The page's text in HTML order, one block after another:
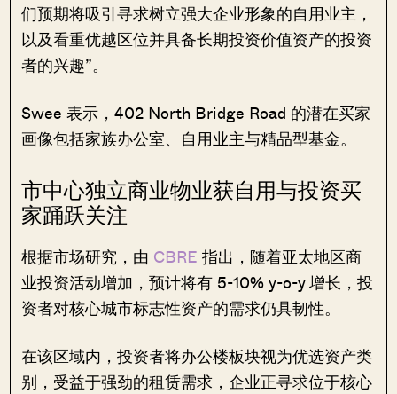
们预期将吸引寻求树立强大企业形象的自用业主，
以及看重优越区位并具备长期投资价值资产的投资
者的兴趣”。
Swee 表示，402 North Bridge Road 的潜在买家
画像包括家族办公室、自用业主与精品型基金。
市中心独立商业物业获自用与投资买
家踊跃关注
根据市场研究，由 CBRE 指出，随着亚太地区商
业投资活动增加，预计将有 5-10% y-o-y 增长，投
资者对核心城市标志性资产的需求仍具韧性。
在该区域内，投资者将办公楼板块视为优选资产类
别，受益于强劲的租赁需求，企业正寻求位于核心